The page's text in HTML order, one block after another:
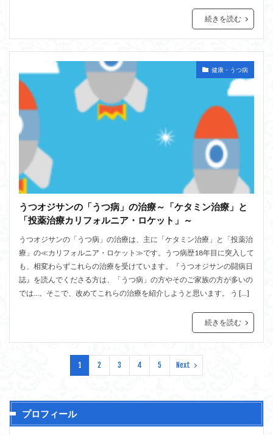
続きを読む
健康・うつ病
うつオジサンの「うつ病」の治療～「ケタミン治療」と
「投薬治療カリフォルニア・ロケット」～
うつオジサンの「うつ病」の治療は、主に「ケタミン治療」と「投薬治
療」の≪カリフォルニア・ロケット≫です。うつ病歴18年目に突入して
も、相変わらずこれらの治療を受けています。『うつオジサンの闘病日
誌』を読んでくださる方は、「うつ病」の方やそのご家族の方が多いの
では…。そこで、改めてこれらの治療を紹介しようと思います。 う […]
続きを読む
1 2 3 4 5 Next
プロフィール